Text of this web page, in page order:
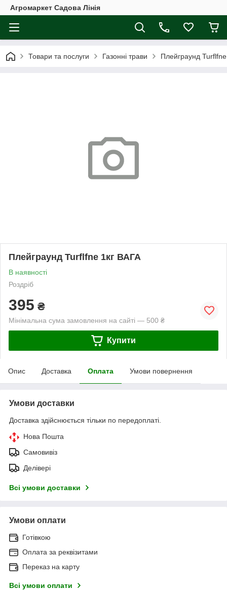
Агромаркет Садова Лінія
Товари та послуги Газонні трави Плейграунд
Плейграунд Turflfne 1кг ВАГА
В наявності
Роздріб
395 ₴
Мінімальна сума замовлення на сайті — 500 ₴
Купити
Опис Доставка Оплата Умови повернення
Умови доставки
Доставка здійснюється тільки по передоплаті.
Нова Пошта
Самовивіз
Делівері
Всі умови доставки
Умови оплати
Готівкою
Оплата за реквізитами
Переказ на карту
Всі умови оплати